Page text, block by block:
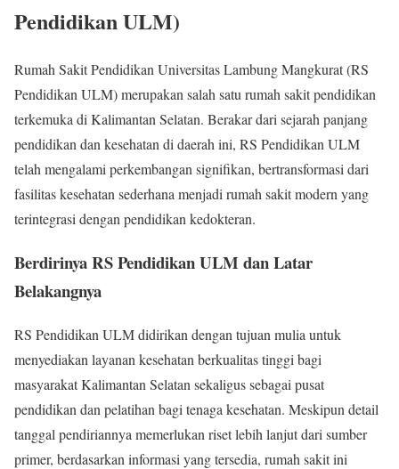
Pendidikan ULM)
Rumah Sakit Pendidikan Universitas Lambung Mangkurat (RS
Pendidikan ULM) merupakan salah satu rumah sakit pendidikan
terkemuka di Kalimantan Selatan. Berakar dari sejarah panjang
pendidikan dan kesehatan di daerah ini, RS Pendidikan ULM
telah mengalami perkembangan signifikan, bertransformasi dari
fasilitas kesehatan sederhana menjadi rumah sakit modern yang
terintegrasi dengan pendidikan kedokteran.
Berdirinya RS Pendidikan ULM dan Latar
Belakangnya
RS Pendidikan ULM didirikan dengan tujuan mulia untuk
menyediakan layanan kesehatan berkualitas tinggi bagi
masyarakat Kalimantan Selatan sekaligus sebagai pusat
pendidikan dan pelatihan bagi tenaga kesehatan. Meskipun detail
tanggal pendiriannya memerlukan riset lebih lanjut dari sumber
primer, berdasarkan informasi yang tersedia, rumah sakit ini